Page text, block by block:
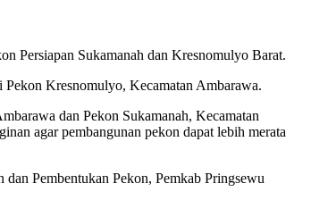
Persiapan Sukamanah dan Kresnomulyo Barat.
Kresnomulyo, Kecamatan Ambarawa.
dan Pekon Sukamanah, Kecamatan
agar pembangunan pekon dapat lebih merata
Pembentukan Pekon, Pemkab Pringsewu